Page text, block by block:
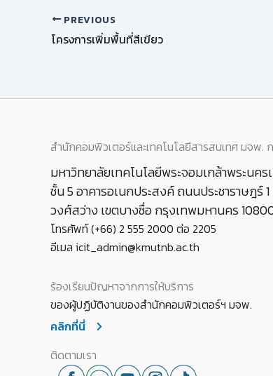
PREVIOUS
โครงการเพิ่มพื้นที่สีเขียว
สำนักคอมพิวเตอร์และเทคโนโลยีสารสนเทศ มจพ.
มหาวิทยาลัยเทคโนโลยีพระจอมเกล้าพระนคร
ชั้น 5 อาคารอเนกประสงค์ ถนนประชาราษฎร์
วงศ์สว่าง เขตบางซื่อ กรุงเทพมหานคร
โทรศัพท์ (+66) 2 555 2000 ต่อ 2205
อีเมล icit_admin@kmutnb.ac.th
ร้องเรียนปัญหาจากการให้บริการ
ของผู้ปฏิบัติงานของสำนักคอมพิวเตอร์ฯ มจพ.
คลิกที่นี่
ติดตามเรา